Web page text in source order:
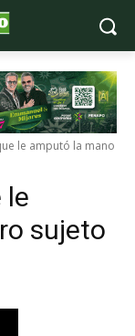
le amputó la mano
le
sujeto